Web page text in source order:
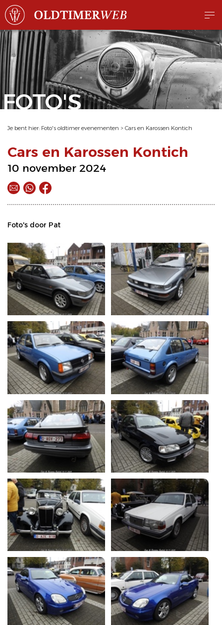
FOTO'S
Je bent hier: Foto's oldtimer evenementen > Cars en Karossen Kontich
Cars en Karossen Kontich
10 november 2024
Foto's door Pat